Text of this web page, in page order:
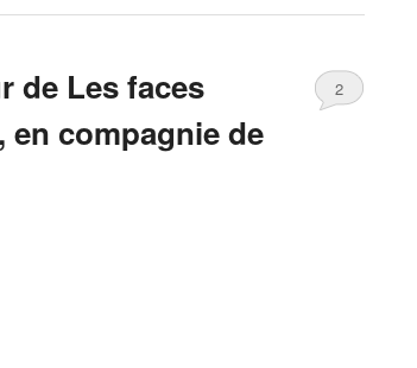
de Les faces
en compagnie de
2